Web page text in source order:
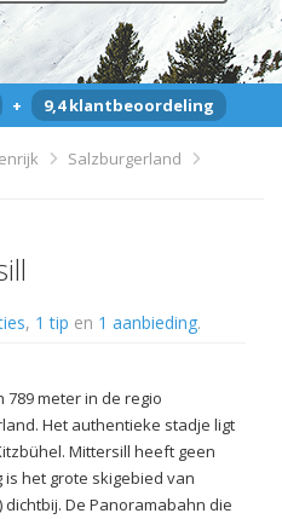
+ 9,4 klantbeoordeling
Salzburgerland
, 1 tip en 1 aanbieding.
meter in de regio
Het authentieke stadje ligt
Mittersill heeft geen
het grote skigebied van
dichtbij. De Panoramabahn die